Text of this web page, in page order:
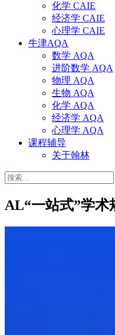
化学 CAIE
经济学 CAIE
心理学 CAIE
牛津AQA
数学 AQA
进阶数学 AQA
物理 AQA
生物 AQA
化学 AQA
经济学 AQA
心理学 AQA
课程辅导
关于翰林
搜
AL“一站式”学术